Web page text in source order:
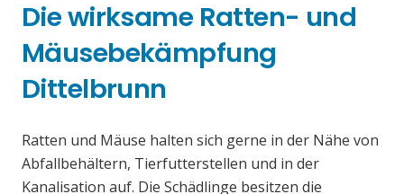
Die wirksame Ratten- und
Mäusebekämpfung
Dittelbrunn
Ratten und Mäuse halten sich gerne in der Nähe von
Abfallbehältern, Tierfutterstellen und in der
Kanalisation auf. Die Schädlinge besitzen die